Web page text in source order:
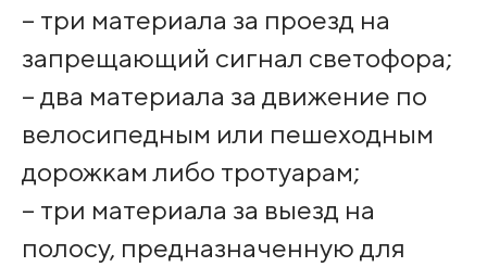
– три материала за проезд на
запрещающий сигнал светофора;
– два материала за движение по
велосипедным или пешеходным
дорожкам либо тротуарам;
– три материала за выезд на
полосу, предназначенную для